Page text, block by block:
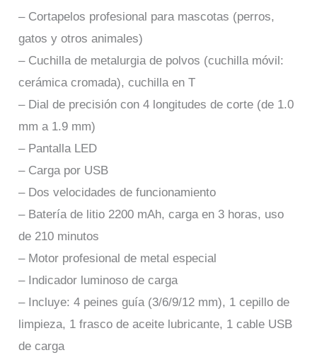
– Cortapelos profesional para mascotas (perros,
gatos y otros animales)
– Cuchilla de metalurgia de polvos (cuchilla móvil:
cerámica cromada), cuchilla en T
– Dial de precisión con 4 longitudes de corte (de 1.0
mm a 1.9 mm)
– Pantalla LED
– Carga por USB
– Dos velocidades de funcionamiento
– Batería de litio 2200 mAh, carga en 3 horas, uso
de 210 minutos
– Motor profesional de metal especial
– Indicador luminoso de carga
– Incluye: 4 peines guía (3/6/9/12 mm), 1 cepillo de
limpieza, 1 frasco de aceite lubricante, 1 cable USB
de carga